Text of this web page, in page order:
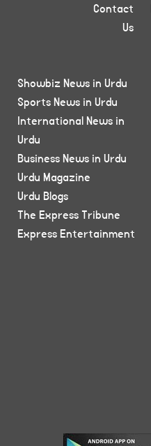
Contact
Us
Showbiz News in Urdu
Sports News in Urdu
International News in
Urdu
Business News in Urdu
Urdu Magazine
Urdu Blogs
The Express Tribune
Express Entertainment